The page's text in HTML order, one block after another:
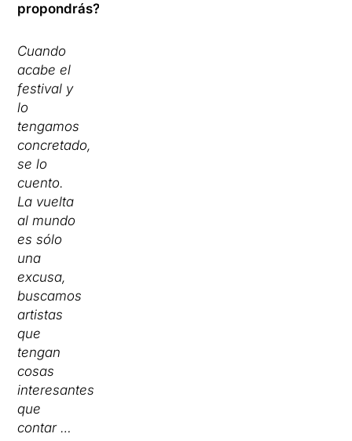
propondrás?
Cuando
acabe el
festival y
lo
tengamos
concretado,
se lo
cuento.
La vuelta
al mundo
es sólo
una
excusa,
buscamos
artistas
que
tengan
cosas
interesantes
que
contar …